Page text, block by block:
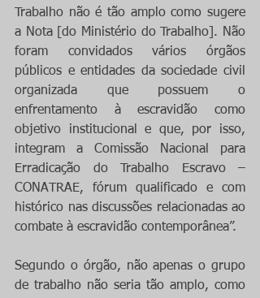
Trabalho não é tão amplo como sugere
a Nota [do Ministério do Trabalho]. Não
foram convidados vários órgãos
públicos e entidades da sociedade civil
organizada que possuem o
enfrentamento à escravidão como
objetivo institucional e que, por isso,
integram a Comissão Nacional para
Erradicação do Trabalho Escravo –
CONATRAE, fórum qualificado e com
histórico nas discussões relacionadas ao
combate à escravidão contemporânea”.
Segundo o órgão, não apenas o grupo
de trabalho não seria tão amplo, como